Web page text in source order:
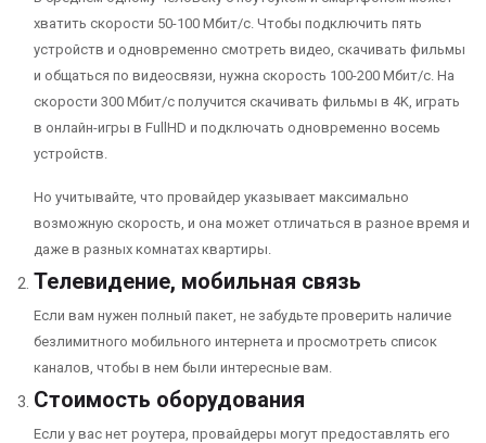
хватить скорости 50-100 Мбит/с. Чтобы подключить пять
устройств и одновременно смотреть видео, скачивать фильмы
и общаться по видеосвязи, нужна скорость 100-200 Мбит/с. На
скорости 300 Мбит/с получится скачивать фильмы в 4K, играть
в онлайн-игры в FullHD и подключать одновременно восемь
устройств.
Но учитывайте, что провайдер указывает максимально
возможную скорость, и она может отличаться в разное время и
даже в разных комнатах квартиры.
Телевидение, мобильная связь
Если вам нужен полный пакет, не забудьте проверить наличие
безлимитного мобильного интернета и просмотреть список
каналов, чтобы в нем были интересные вам.
Стоимость оборудования
Если у вас нет роутера, провайдеры могут предоставлять его